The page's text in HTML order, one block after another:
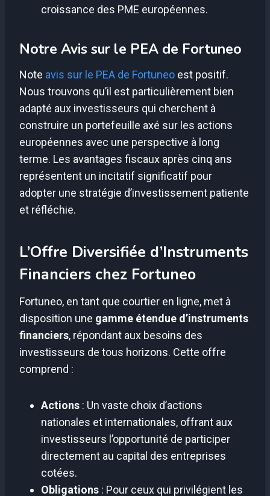
croissance des PME européennes.
Notre Avis sur le PEA de Fortuneo
Note avis sur le PEA de Fortuneo est positif.
Nous trouvons qu’il est particulièrement bien
adapté aux investisseurs qui cherchent à
construire un portefeuille axé sur les actions
européennes avec une perspective à long
terme. Les avantages fiscaux après cinq ans
représentent un incitatif significatif pour
adopter une stratégie d’investissement patiente
et réfléchie.
L’Offre Diversifiée d’Instruments
Financiers chez Fortuneo
Fortuneo, en tant que courtier en ligne, met à
disposition une gamme étendue d’instruments
financiers, répondant aux besoins des
investisseurs de tous horizons. Cette offre
comprend :
Actions : Un vaste choix d’actions
nationales et internationales, offrant aux
investisseurs l’opportunité de participer
directement au capital des entreprises
cotées.
Obligations : Pour ceux qui privilégient les